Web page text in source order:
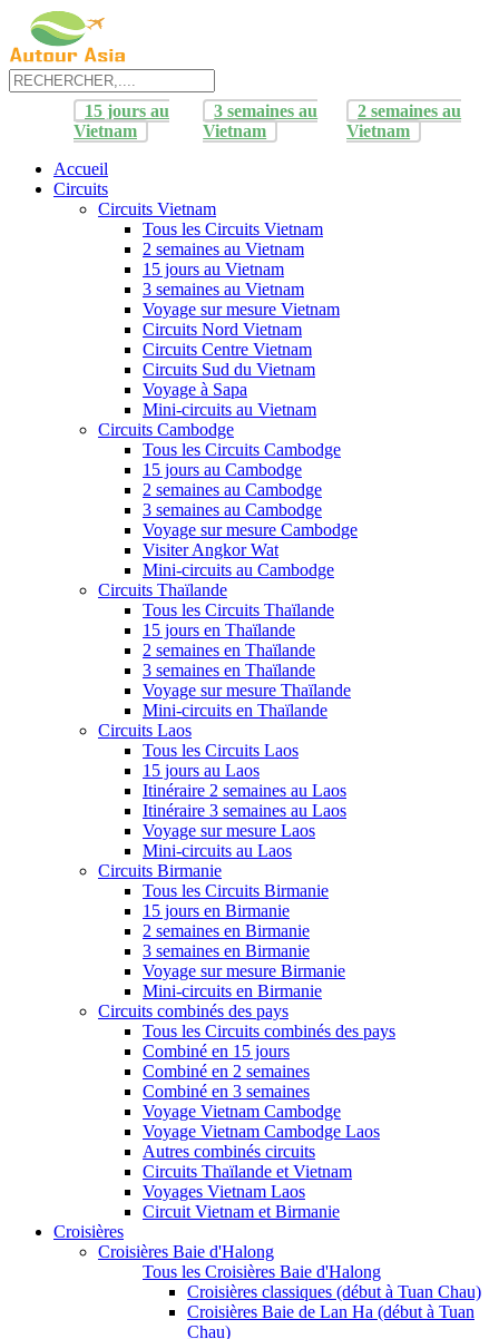
15 jours au
Vietnam
3 semaines au
Vietnam
2 semaines au
Vietnam
Accueil
Circuits
Circuits Vietnam
Tous les Circuits Vietnam
2 semaines au Vietnam
15 jours au Vietnam
3 semaines au Vietnam
Voyage sur mesure Vietnam
Circuits Nord Vietnam
Circuits Centre Vietnam
Circuits Sud du Vietnam
Voyage à Sapa
Mini-circuits au Vietnam
Circuits Cambodge
Tous les Circuits Cambodge
15 jours au Cambodge
2 semaines au Cambodge
3 semaines au Cambodge
Voyage sur mesure Cambodge
Visiter Angkor Wat
Mini-circuits au Cambodge
Circuits Thaïlande
Tous les Circuits Thaïlande
15 jours en Thaïlande
2 semaines en Thaïlande
3 semaines en Thaïlande
Voyage sur mesure Thaïlande
Mini-circuits en Thaïlande
Circuits Laos
Tous les Circuits Laos
15 jours au Laos
Itinéraire 2 semaines au Laos
Itinéraire 3 semaines au Laos
Voyage sur mesure Laos
Mini-circuits au Laos
Circuits Birmanie
Tous les Circuits Birmanie
15 jours en Birmanie
2 semaines en Birmanie
3 semaines en Birmanie
Voyage sur mesure Birmanie
Mini-circuits en Birmanie
Circuits combinés des pays
Tous les Circuits combinés des pays
Combiné en 15 jours
Combiné en 2 semaines
Combiné en 3 semaines
Voyage Vietnam Cambodge
Voyage Vietnam Cambodge Laos
Autres combinés circuits
Circuits Thaïlande et Vietnam
Voyages Vietnam Laos
Circuit Vietnam et Birmanie
Croisières
Croisières Baie d'Halong
Tous les Croisières Baie d'Halong
Croisières classiques (début à Tuan Chau)
Croisières Baie de Lan Ha (début à Tuan
Chau)